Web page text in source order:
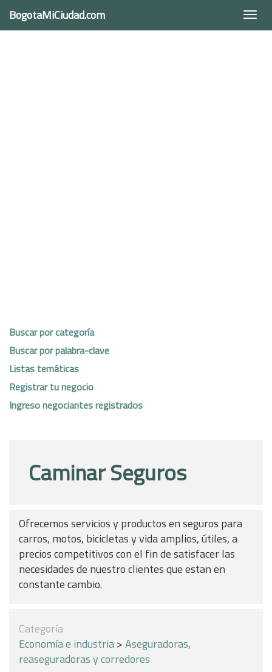
BogotaMiCiudad.com
Buscar por categoría
Buscar por palabra-clave
Listas temáticas
Registrar tu negocio
Ingreso negociantes registrados
Caminar Seguros
Ofrecemos servicios y productos en seguros para
carros, motos, bicicletas y vida amplios, útiles, a
precios competitivos con el fin de satisfacer las
necesidades de nuestro clientes que estan en
constante cambio.
Categoría
Economía e industria>Aseguradoras,
reaseguradoras y corredores